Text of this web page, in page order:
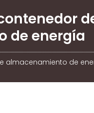
de energía
almacenamiento de